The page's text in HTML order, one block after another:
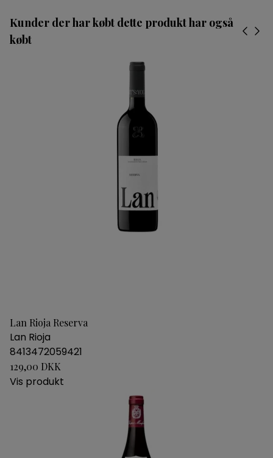
Kunder der har købt dette produkt har også
købt
Lan Rioja Reserva
Lan Rioja
8413472059421
129,00 DKK
Vis produkt